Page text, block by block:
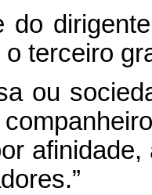
do
terceiro
ou